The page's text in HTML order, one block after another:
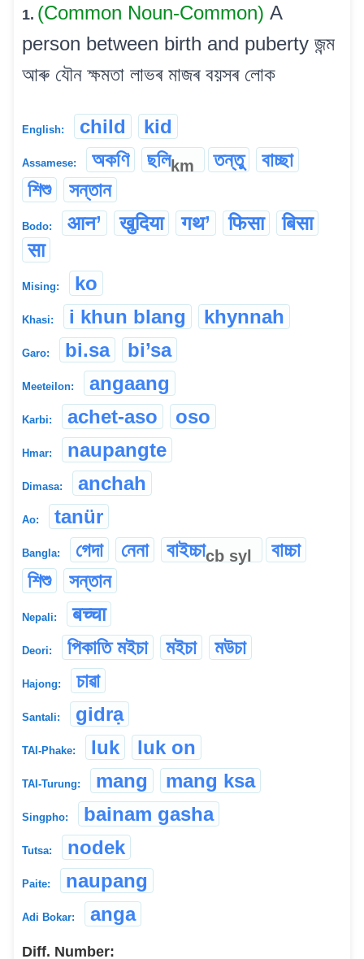
1. (Common Noun-Common) A
person between birth and puberty জন্ম
আৰু যৌন ক্ষমতা লাভৰ মাজৰ বয়সৰ লোক
English: child kid
Assamese: অকণি ছলিkm তন্তু
বাচ্ছা
শিশু
সন্তান
Bodo: आन’ खुदिया गथ’ फिसा
बिसा
सा
Mising: ko
Khasi: i khun blang khynnah
Garo: bi.sa bi’sa
Meeteilon: angaang
Karbi: achet-aso oso
Hmar: naupangte
Dimasa: anchah
Ao: tanür
Bangla: গেদা নেনা বাইচ্চাcb syl
বাচ্চা
শিশু
সন্তান
Nepali: बच्चा
Deori: পিকাতি মইচা মইচা মউচা
Hajong: চাৱা
Santali: gidrạ
TAI-Phake: luk luk on
TAI-Turung: mang mang ksa
Singpho: bainam gasha
Tutsa: nodek
Paite: naupang
Adi Bokar: anga
Diff. Number: